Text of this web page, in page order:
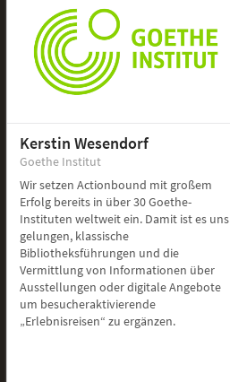
Kerstin Wesendorf
Goethe Institut
Wir setzen Actionbound mit großem
Erfolg bereits in über 30 Goethe-
Instituten weltweit ein. Damit ist es uns
gelungen, klassische
Bibliotheksführungen und die
Vermittlung von Informationen über
Ausstellungen oder digitale Angebote
um besucheraktivierende
„Erlebnisreisen“ zu ergänzen.